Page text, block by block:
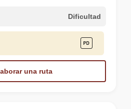
Dificultad
una ruta